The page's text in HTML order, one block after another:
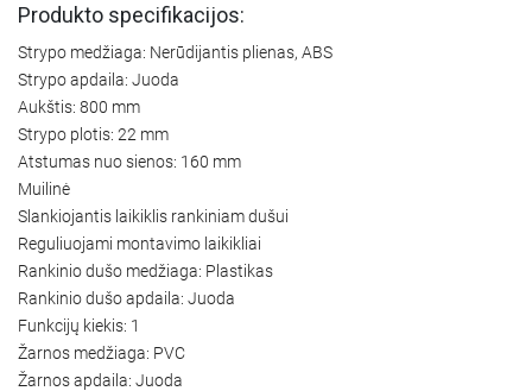
Produkto specifikacijos:
Strypo medžiaga: Nerūdijantis plienas, ABS
Strypo apdaila: Juoda
Aukštis: 800 mm
Strypo plotis: 22 mm
Atstumas nuo sienos: 160 mm
Muilinė
Slankiojantis laikiklis rankiniam dušui
Reguliuojami montavimo laikikliai
Rankinio dušo medžiaga: Plastikas
Rankinio dušo apdaila: Juoda
Funkcijų kiekis: 1
Žarnos medžiaga: PVC
Žarnos apdaila: Juoda